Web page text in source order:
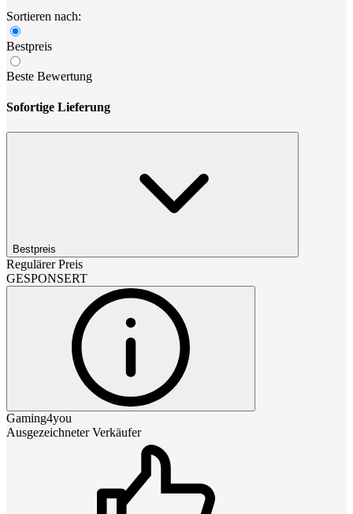
Sortieren nach:
Bestpreis
Beste Bewertung
Sofortige Lieferung
Bestpreis
Regulärer Preis
GESPONSERT
Gaming4you
Ausgezeichneter Verkäufer